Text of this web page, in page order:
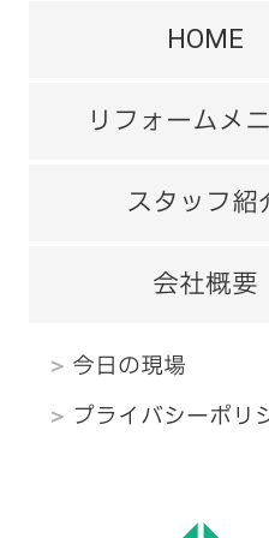
HOME
リフォームメ
スタッフ紹
会社概要
今日の現場
プライバシーポリ